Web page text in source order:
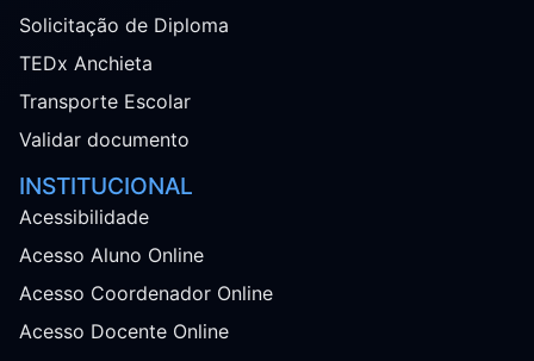
Solicitação de Diploma
TEDx Anchieta
Transporte Escolar
Validar documento
INSTITUCIONAL
Acessibilidade
Acesso Aluno Online
Acesso Coordenador Online
Acesso Docente Online